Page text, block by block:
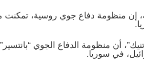
إن منظومة دفاع جوي روسية،
أن منظومة الدفاع الجوي
في سوريا.